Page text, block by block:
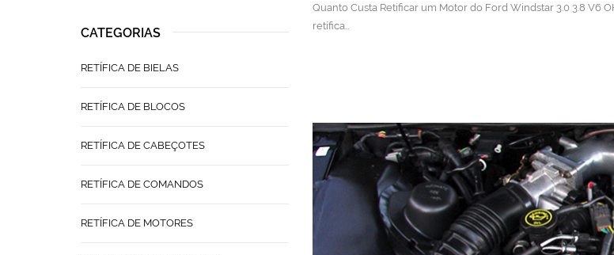
Quanto Custa Retificar um Motor do Ford Windstar 3.0 3.8 V6
retífica…
CATEGORIAS
RETÍFICA DE BIELAS
RETÍFICA DE BLOCOS
RETÍFICA DE CABEÇOTES
RETÍFICA DE COMANDOS
RETÍFICA DE MOTORES